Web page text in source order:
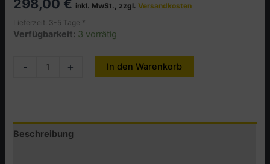
298,00 € inkl. MwSt., zzgl.Versandkosten
Lieferzeit: 3-5 Tage *
Verfügbarkeit: 3 vorrätig
-
MAGNETZÜNDER
,VOLLSTÄNDIG
+ In den Warenkorb
Beschreibung